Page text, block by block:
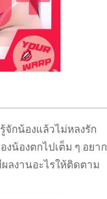
จักน้องแล้วไม่หลงรัก
น้องตกไปเต็ม ๆ อยาก
ลงานอะไรให้ติดตาม